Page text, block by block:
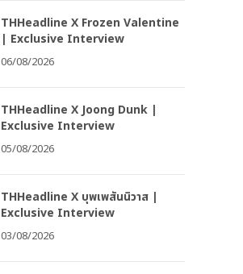
THHeadline X Frozen Valentine
| Exclusive Interview
06/08/2026
THHeadline X Joong Dunk |
Exclusive Interview
05/08/2026
THHeadline X บุพเพสันนิวาส |
Exclusive Interview
03/08/2026